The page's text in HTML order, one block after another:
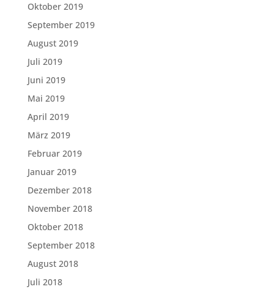
Oktober 2019
September 2019
August 2019
Juli 2019
Juni 2019
Mai 2019
April 2019
März 2019
Februar 2019
Januar 2019
Dezember 2018
November 2018
Oktober 2018
September 2018
August 2018
Juli 2018